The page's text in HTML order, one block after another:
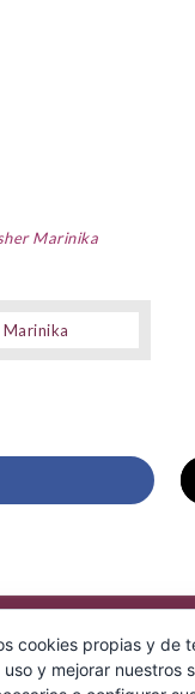
Marinika
cookies propias y de
uso y mejorar nuestros